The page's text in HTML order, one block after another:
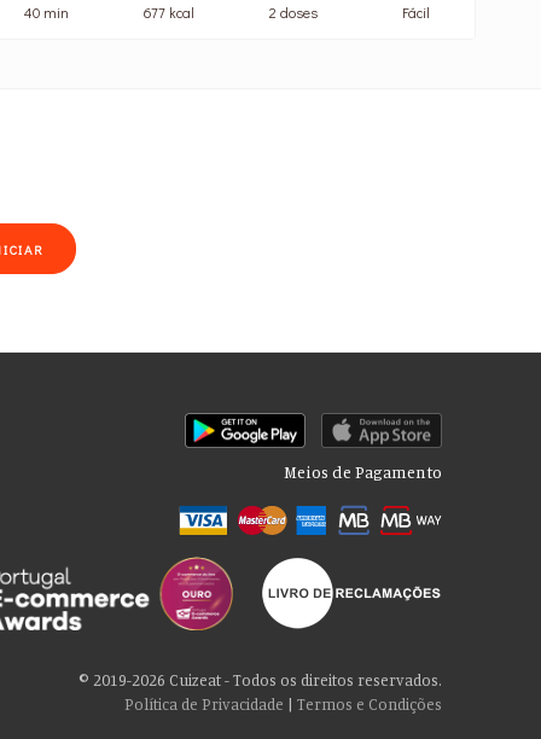
40 min 677 kcal 2 doses Fácil
Meios de Pagamento
© 2019-2026 Cuizeat - Todos os direitos reservados.
Política de Privacidade | Termos e Condições